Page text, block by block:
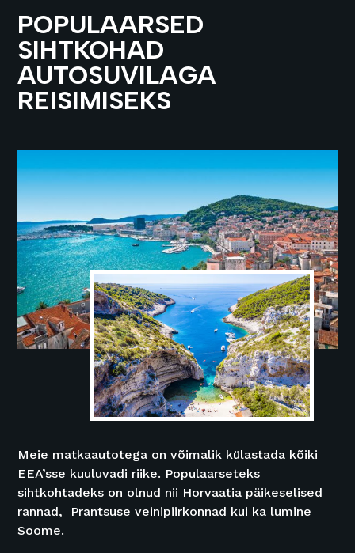
POPULAARSED
SIHTKOHAD
AUTOSUVILAGA
REISIMISEKS
Meie matkaautotega on võimalik külastada kõiki
EEA’sse kuuluvadi riike. Populaarseteks
sihtkohtadeks on olnud nii Horvaatia päikeselised
rannad, Prantsuse veinipiirkonnad kui ka lumine
Soome.